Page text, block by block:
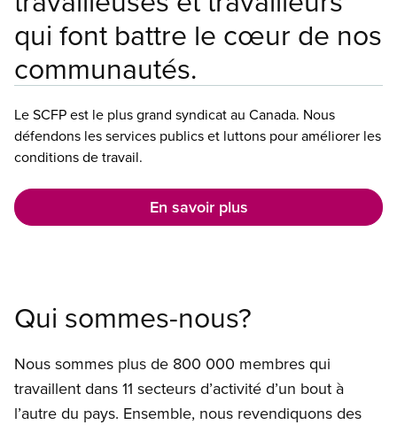
qui font battre le cœur de nos
communautés.
Le SCFP est le plus grand syndicat au Canada. Nous
défendons les services publics et luttons pour améliorer les
conditions de travail.
En savoir plus
Qui sommes-nous?
Nous sommes plus de 800 000 membres qui
travaillent dans 11 secteurs d’activité d’un bout à
l’autre du pays. Ensemble, nous revendiquons des